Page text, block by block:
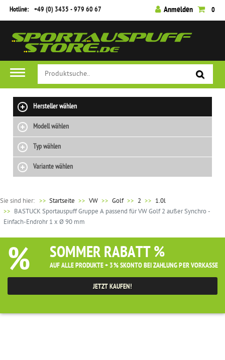
Hotline: +49 (0) 3435 - 979 60 67 Anmelden 0
Hersteller wählen
Modell wählen
Typ wählen
Variante wählen
Sie sind hier: >> Startseite VW Golf 2
1.0l
BASTUCK Sportauspuff Gruppe A passend für VW Golf 2 außer Synchro -
Einfach-Endrohr 1 x Ø 90 mm
% SOMMER RABATT %
AUF ALLE PRODUKTE + 3% SKONTO BEI ZAHLUNG PER VORKASSE
JETZT KAUFEN!